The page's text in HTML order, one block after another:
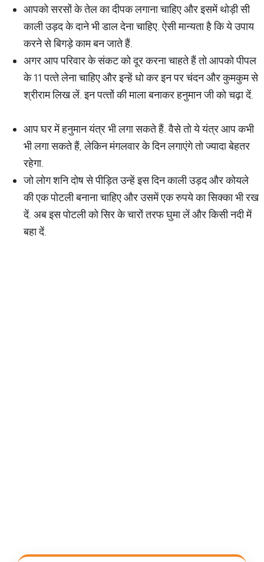
आपको सरसों के तेल का दीपक लगाना चाहिए और इसमें थोड़ी सी
काली उड़द के दाने भी डाल देना चाहिए. ऐसी मान्‍यता है कि ये उपाय
करने से बिगड़े काम बन जाते हैं.
अगर आप परिवार के संकट को दूर करना चाहते हैं तो आपको पीपल
के 11 पत्‍ते लेना चाहिए और इन्‍हें धो कर इन पर चंदन और कुमकुम से
श्रीराम लिख लें. इन पत्‍तों की माला बनाकर हनुमान जी को चढ़ा दें.
आप घर में हनुमान यंत्र भी लगा सकते हैं. वैसे तो ये यंत्र आप कभी
भी लगा सकते हैं, लेकिन मंगलवार के दिन लगाएंगे तो ज्‍यादा बेहतर
रहेगा.
जो लोग शनि दोष से पीड़ित उन्‍हें इस दिन काली उड़द और कोयले
की एक पोटली बनाना चाहिए और उसमें एक रुपये का सिक्‍का भी रख
दें. अब इस पोटली को सिर के चारों तरफ घुमा लें और किसी नदी में
बहा दें.